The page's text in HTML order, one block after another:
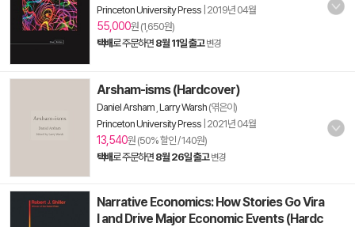
Princeton University Press 2019년 04월
55,000원 (1,650원)
택배로 주문하면 8월 11일 출고 변경
Arsham-isms (Hardcover)
Daniel Arsham Larry Warsh (엮은이)
Princeton University Press 2021년 04월
13,540원 (50% 할인 / 140원)
택배로 주문하면 8월 26일 출고 변경
Narrative Economics: How Stories Go Vira
l and Drive Major Economic Events (Hardc